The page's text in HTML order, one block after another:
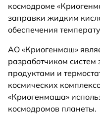
космодроме
заправки жидким
обеспечения
АО «Криогенмаш»
разработчиком
продуктами и
космических
«Криогенмаша»
космодромов планеты.